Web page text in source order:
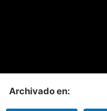
Archivado en: